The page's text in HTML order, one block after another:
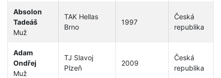
Absolon
Tadeáš
Muž
TAK Hellas
Brno
1997
Česká
republika
Adam
Ondřej
Muž
TJ Slavoj
Plzeň
2009
Česká
republika